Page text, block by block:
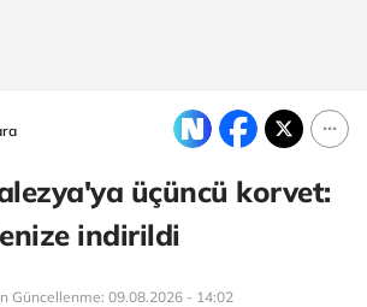
üçüncü korvet:
indirildi
Güncellenme: 09.08.2026 - 14:02